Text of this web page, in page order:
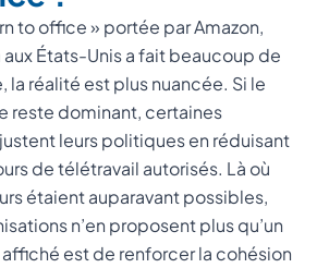
to office » portée par Amazon,
aux États-Unis a fait beaucoup de
la réalité est plus nuancée. Si le
reste dominant, certaines
leurs politiques en réduisant
de télétravail autorisés. Là où
étaient auparavant possibles,
n’en proposent plus qu’un
est de renforcer la cohésion